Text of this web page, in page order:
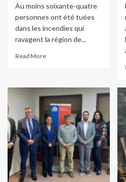
Au moins soixante-quatre
personnes ont été tuées
dans les incendies qui
ravagent la région de...
Read More